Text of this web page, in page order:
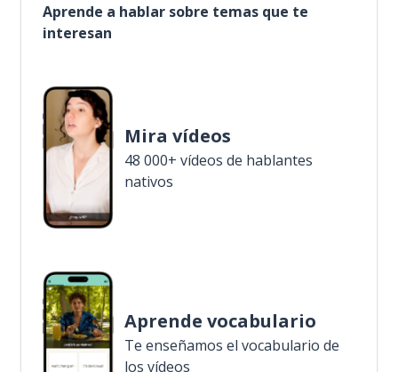
Aprende a hablar sobre temas que te
interesan
Mira vídeos
48 000+ vídeos de hablantes
nativos
Aprende vocabulario
Te enseñamos el vocabulario de
los vídeos